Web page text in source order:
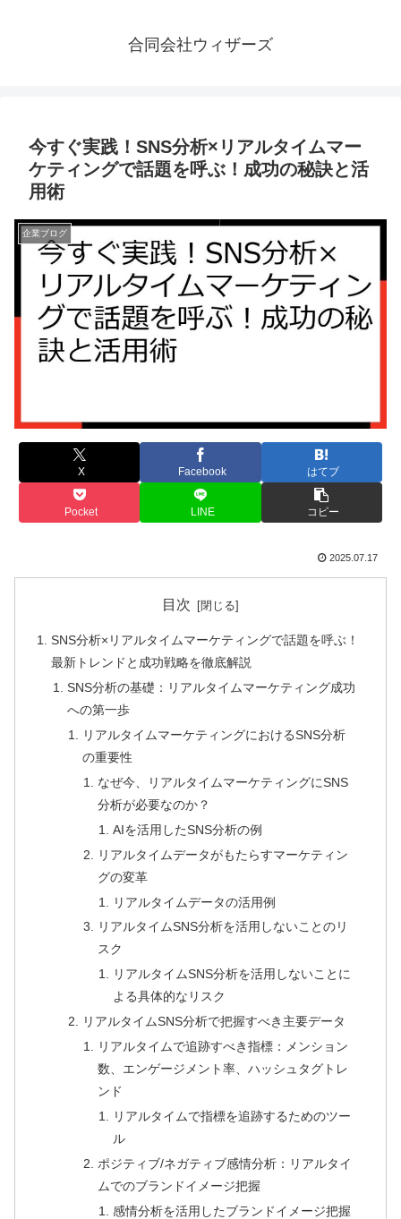
合同会社ウィザーズ
今すぐ実践！SNS分析×リアルタイムマー
ケティングで話題を呼ぶ！成功の秘訣と活
用術
企業ブログ
X Facebook はてブ
Pocket LINE コピー
2025.07.17
目次
SNS分析×リアルタイムマーケティングで話題を呼ぶ！
最新トレンドと成功戦略を徹底解説
SNS分析の基礎：リアルタイムマーケティング成功
への第一歩
リアルタイムマーケティングにおけるSNS分析
の重要性
なぜ今、リアルタイムマーケティングにSNS
分析が必要なのか？
AIを活用したSNS分析の例
リアルタイムデータがもたらすマーケティン
グの変革
リアルタイムデータの活用例
リアルタイムSNS分析を活用しないことのリ
スク
リアルタイムSNS分析を活用しないことに
よる具体的なリスク
リアルタイムSNS分析で把握すべき主要データ
リアルタイムで追跡すべき指標：メンション
数、エンゲージメント率、ハッシュタグトレ
ンド
リアルタイムで指標を追跡するためのツー
ル
ポジティブ/ネガティブ感情分析：リアルタイ
ムでのブランドイメージ把握
感情分析を活用したブランドイメージ把握